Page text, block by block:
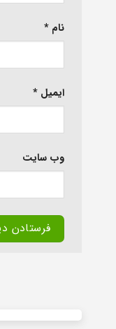
نام *
ایمیل *
وب‌ سایت